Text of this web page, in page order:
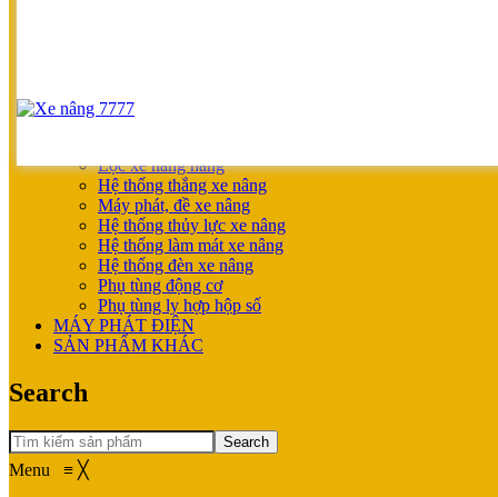
XE NÂNG TAY ĐIỆN
Lọc xe nâng hàng
Hệ thống thắng xe nâng
Máy phát, đề xe nâng
Hệ thống thủy lực xe nâng
Hệ thống làm mát xe nâng
Hệ thống đèn xe nâng
Phụ tùng động cơ
Phụ tùng ly hợp hộp số
MÁY PHÁT ĐIỆN
SẢN PHẨM KHÁC
Search
Search
Menu ≡ ╳